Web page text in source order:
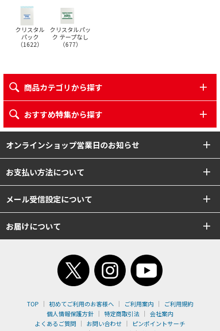
クリスタル
パック
（1622）
クリスタルパッ
ク テープなし
（677）
商品カテゴリから探す
おすすめ特集から探す
オンラインショップ営業日のお知らせ
お支払い方法について
メール受信設定について
お届けについて
TOP 初めてご利用のお客様へ ご利用案内
ご利用規約
個人情報保護方針
特定商取引法
会社案内
よくあるご質問
お問い合わせ
ピンポイントサーチ